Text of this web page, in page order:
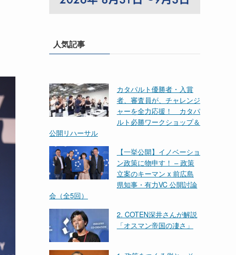
人気記事
カタパルト優勝者・入賞
者、審査員が、チャレンジ
ャーを全力応援！ カタパ
ルト必勝ワークショップ＆
公開リハーサル
【一挙公開】イノベーショ
ン政策に物申す！ – 政策
立案のキーマン x 前広島
県知事・有力VC 公開討論
会（全5回）
2. COTEN深井さんが解説
「オスマン帝国の凄さ」